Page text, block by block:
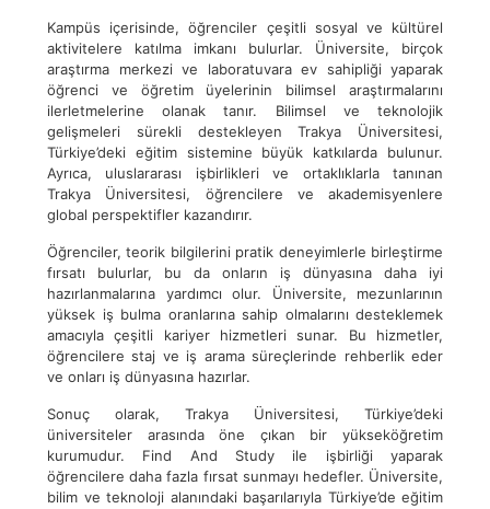
Kampüs içerisinde, öğrenciler çeşitli sosyal ve kültürel
aktivitelere katılma imkanı bulurlar. Üniversite, birçok
araştırma merkezi ve laboratuvara ev sahipliği yaparak
öğrenci ve öğretim üyelerinin bilimsel araştırmalarını
ilerletmelerine olanak tanır. Bilimsel ve teknolojik
gelişmeleri sürekli destekleyen Trakya Üniversitesi,
Türkiye’deki eğitim sistemine büyük katkılarda bulunur.
Ayrıca, uluslararası işbirlikleri ve ortaklıklarla tanınan
Trakya Üniversitesi, öğrencilere ve akademisyenlere
global perspektifler kazandırır.
Öğrenciler, teorik bilgilerini pratik deneyimlerle birleştirme
fırsatı bulurlar, bu da onların iş dünyasına daha iyi
hazırlanmalarına yardımcı olur. Üniversite, mezunlarının
yüksek iş bulma oranlarına sahip olmalarını desteklemek
amacıyla çeşitli kariyer hizmetleri sunar. Bu hizmetler,
öğrencilere staj ve iş arama süreçlerinde rehberlik eder
ve onları iş dünyasına hazırlar.
Sonuç olarak, Trakya Üniversitesi, Türkiye’deki
üniversiteler arasında öne çıkan bir yükseköğretim
kurumudur. Find And Study ile işbirliği yaparak
öğrencilere daha fazla fırsat sunmayı hedefler. Üniversite,
bilim ve teknoloji alanındaki başarılarıyla Türkiye’de eğitim